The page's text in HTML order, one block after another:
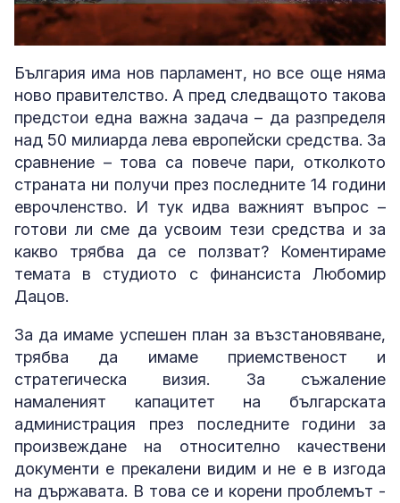
2.24%
България има нов парламент, но все още няма
ново правителство. А пред следващото такова
предстои една важна задача – да разпределя
над 50 милиарда лева европейски средства. За
сравнение – това са повече пари, отколкото
страната ни получи през последните 14 години
еврочленство. И тук идва важният въпрос –
готови ли сме да усвоим тези средства и за
какво трябва да се ползват? Коментираме
темата в студиото с финансиста Любомир
Дацов.
За да имаме успешен план за възстановяване,
трябва да имаме приемственост и
стратегическа визия. За съжаление
намаленият капацитет на българската
администрация през последните години за
произвеждане на относително качествени
документи е прекалени видим и не е в изгода
на държавата. В това се и корени проблемът -